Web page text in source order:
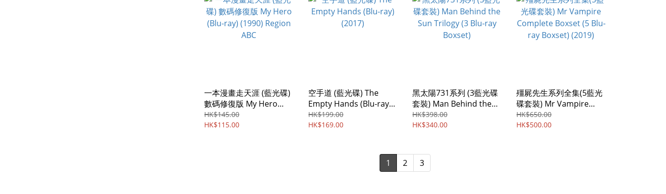
一本漫畫走天涯 (藍光碟)
數碼修復版 My Hero
(Blu-ray) (1990) Region
ABC
HK$145.00
HK$115.00
空手道 (藍光碟) The
Empty Hands (Blu-ray)
(2017)
HK$199.00
HK$169.00
黑太陽731系列 (3藍光碟
套裝) Man Behind the
Sun Trilogy (3 Blu-ray
Boxset)
HK$398.00
HK$340.00
殭屍先生系列全集(5藍光
碟套裝) Mr Vampire
Complete Boxset (5 Blu-
ray Boxset) (2019)
HK$650.00
HK$500.00
1 2 3